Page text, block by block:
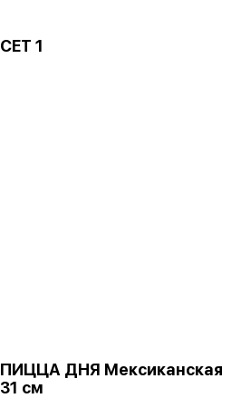
СЕТ 1
ПИЦЦА ДНЯ Мексиканская
31 см